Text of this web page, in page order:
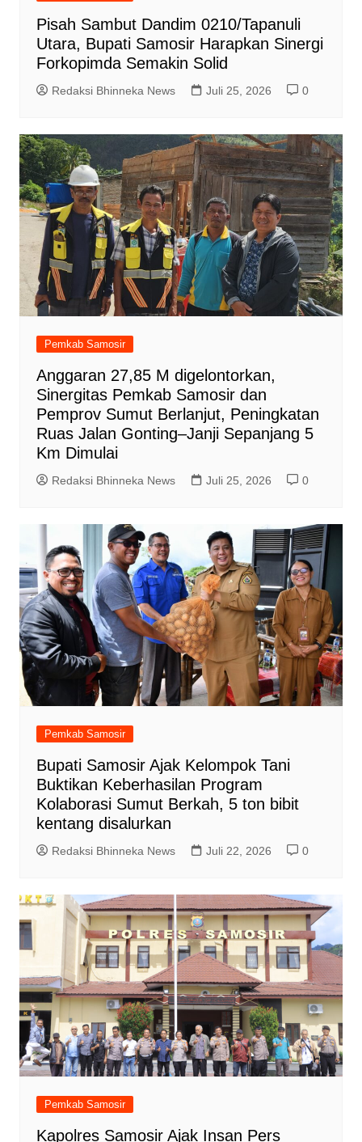
Pisah Sambut Dandim 0210/Tapanuli
Utara, Bupati Samosir Harapkan Sinergi
Forkopimda Semakin Solid
Redaksi Bhinneka News Juli 25, 2026 0
Pemkab Samosir
Anggaran 27,85 M digelontorkan,
Sinergitas Pemkab Samosir dan
Pemprov Sumut Berlanjut, Peningkatan
Ruas Jalan Gonting–Janji Sepanjang 5
Km Dimulai
Redaksi Bhinneka News Juli 25, 2026 0
Pemkab Samosir
Bupati Samosir Ajak Kelompok Tani
Buktikan Keberhasilan Program
Kolaborasi Sumut Berkah, 5 ton bibit
kentang disalurkan
Redaksi Bhinneka News Juli 22, 2026 0
Pemkab Samosir
Kapolres Samosir Ajak Insan Pers